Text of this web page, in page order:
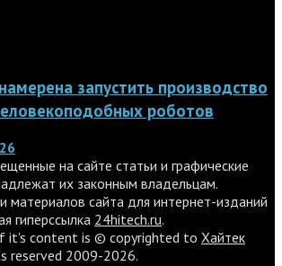
запустить производство
роботов
на сайте статьи и графические
их законным владельцам.
материалов сайта для интернет-изданий
гиперссылка 24hitech.ru.
it's content is © copyrighted to Хайтек
reserved 2009-2026.